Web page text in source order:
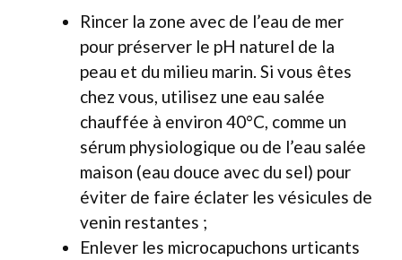
Rincer la zone avec de l’eau de mer
pour préserver le pH naturel de la
peau et du milieu marin. Si vous êtes
chez vous, utilisez une eau salée
chauffée à environ 40°C, comme un
sérum physiologique ou de l’eau salée
maison (eau douce avec du sel) pour
éviter de faire éclater les vésicules de
venin restantes ;
Enlever les microcapuchons urticants